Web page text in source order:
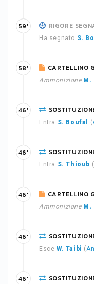
RIGORE
Ha segnato S.
59'
CARTELLINO
Ammonizione M.
58'
Entra S. Boufal (
46'
Entra S. Thioub (
46'
CARTELLINO
Ammonizione
46'
Esce W. Taibi (
46'
46'